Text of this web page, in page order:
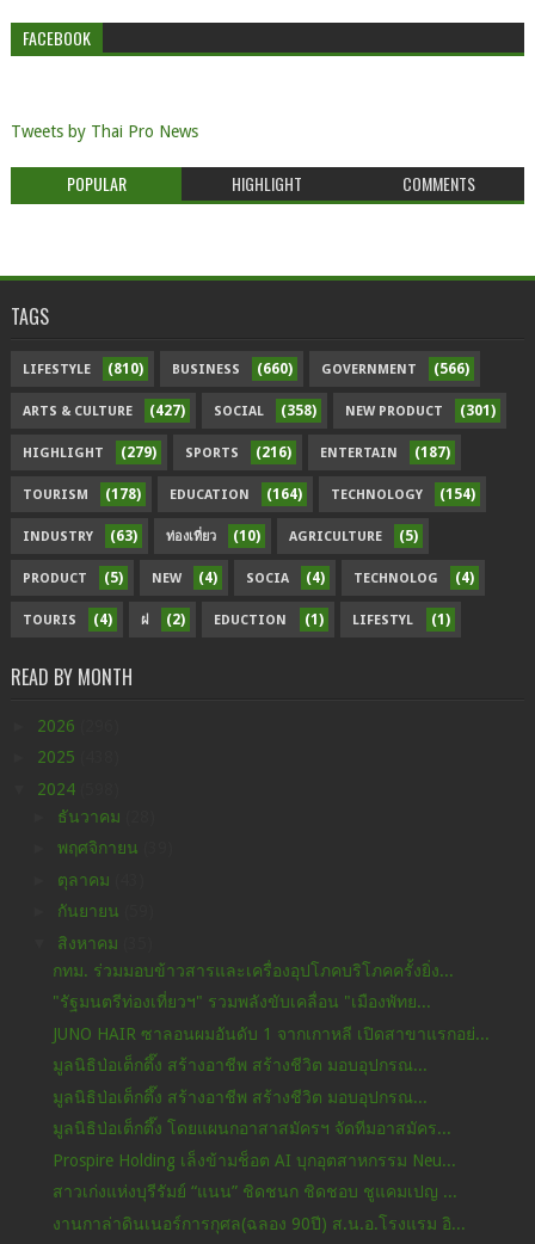
FACEBOOK
Tweets by Thai Pro News
POPULAR HIGHLIGHT COMMENTS
TAGS
LIFESTYLE (810) BUSINESS (660) GOVERNMENT (566)
ARTS & CULTURE (427) SOCIAL (358) NEW PRODUCT (301)
HIGHLIGHT (279) SPORTS (216) ENTERTAIN (187)
TOURISM (178) EDUCATION (164) TECHNOLOGY (154)
INDUSTRY (63) ท่องเที่ยว (10) AGRICULTURE (5)
PRODUCT (5) NEW (4) SOCIA (4) TECHNOLOG (4)
TOURIS (4) ฝ (2) EDUCTION (1) LIFESTYL (1)
READ BY MONTH
2026
2025
2024
ธันวาคม
พฤศจิกายน
ตุลาคม
กันยายน
สิงหาคม
กทม. ร่วมมอบข้าวสารและเครื่องอุปโภคบริโภคครั้งยิ่ง...
"รัฐมนตรีท่องเที่ยวฯ" รวมพลังขับเคลื่อน "เมืองพัทย...
JUNO HAIR ซาลอนผมอันดับ 1 จากเกาหลี เปิดสาขาแรกอย่...
มูลนิธิป่อเต็กตึ๊ง สร้างอาชีพ สร้างชีวิต มอบอุปกรณ...
มูลนิธิป่อเต็กตึ๊ง สร้างอาชีพ สร้างชีวิต มอบอุปกรณ...
มูลนิธิป่อเต็กตึ๊ง โดยแผนกอาสาสมัครฯ จัดทีมอาสมัคร...
Prospire Holding เล็งข้ามช็อต AI บุกอุตสาหกรรม Neu...
สาวเก่งแห่งบุรีรัมย์ “แนน” ชิดชนก ชิดชอบ ชูแคมเปญ ...
งานกาล่าดินเนอร์การกุศล(ฉลอง 90ปี) ส.น.อ.โรงแรม อิ...